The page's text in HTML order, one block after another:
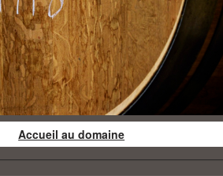
Accueil au domaine